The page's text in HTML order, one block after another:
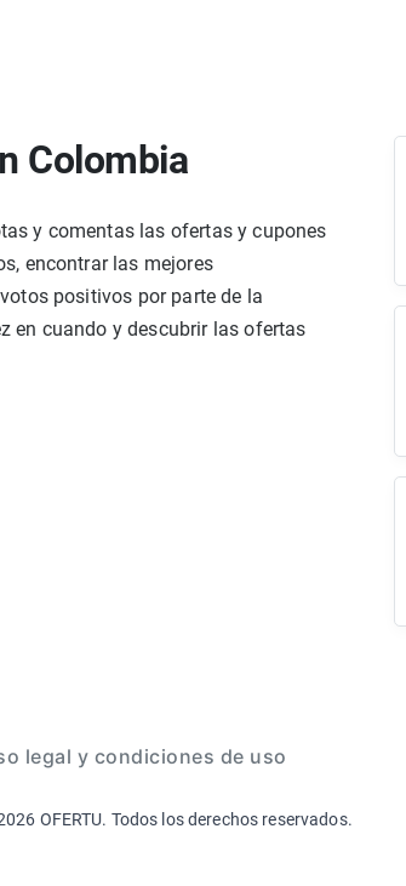
Colombia
y comentas las ofertas y cupones
encontrar las mejores
positivos por parte de la
en cuando y descubrir las ofertas
legal y condiciones de uso
OFERTU. Todos los derechos reservados.